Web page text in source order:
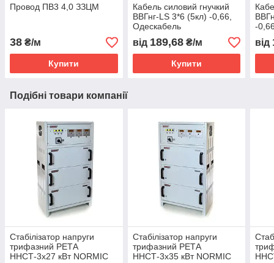
Провод ПВ3 4,0 ЗЗЦМ
38 ₴/м
Купити
Кабель силовий гнучкий
ВВГнг-LS 3*6 (5кл) -0,66,
Одескабель
від 189,68₴/м
Купити
-
від
Подібні товари компанії
Стабілізатор напруги
трифазний РЕТА
ННСТ-3х27 кВт NORMIC
Стабілізатор напруги
трифазний РЕТА
ННСТ-3х35 кВт NORMIC